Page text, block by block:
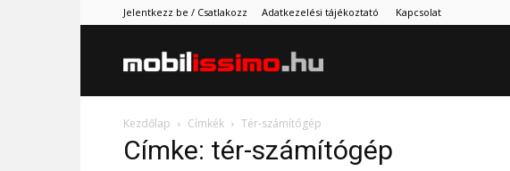
Jelentkezz be / Csatlakozz Adatkezelési tájékoztató Kapcsolat
Mobilissimo.hu
Kezdőlap Címkék Tér-számítógép
Címke: tér-számítógép